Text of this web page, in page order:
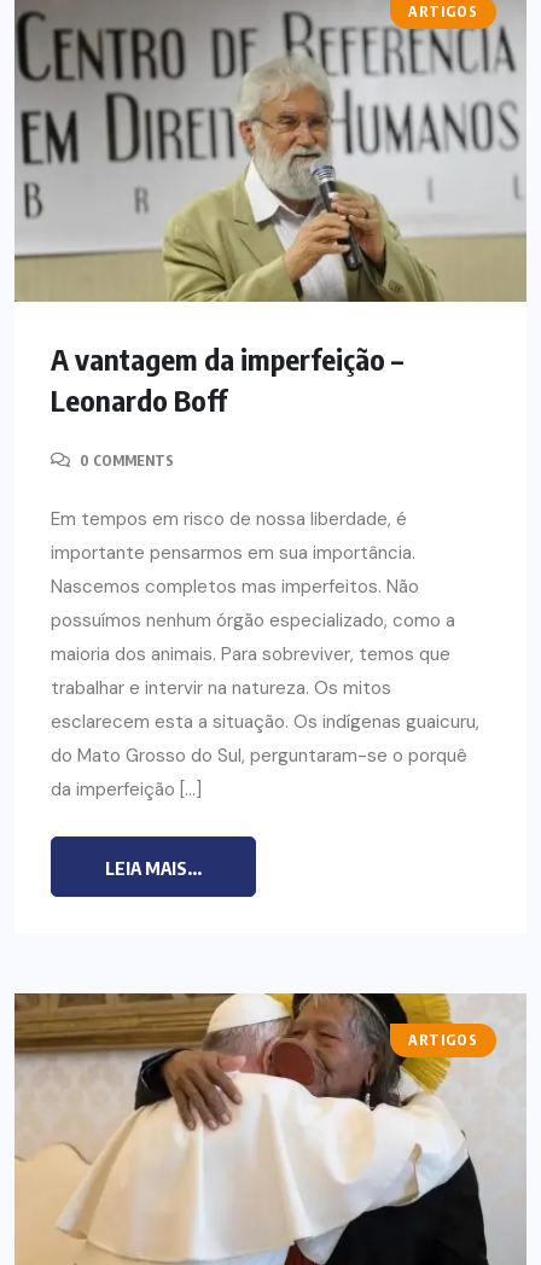
ARTIGOS
A vantagem da imperfeição –
Leonardo Boff
0 COMMENTS
Em tempos em risco de nossa liberdade, é
importante pensarmos em sua importância.
Nascemos completos mas imperfeitos. Não
possuímos nenhum órgão especializado, como a
maioria dos animais. Para sobreviver, temos que
trabalhar e intervir na natureza. Os mitos
esclarecem esta a situação. Os indígenas guaicuru,
do Mato Grosso do Sul, perguntaram-se o porquê
da imperfeição […]
LEIA MAIS...
ARTIGOS